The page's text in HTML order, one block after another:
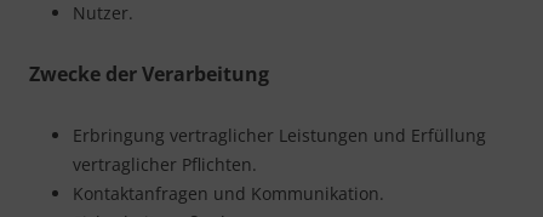
Nutzer.
Zwecke der Verarbeitung
Erbringung vertraglicher Leistungen und Erfüllung
vertraglicher Pflichten.
Kontaktanfragen und Kommunikation.